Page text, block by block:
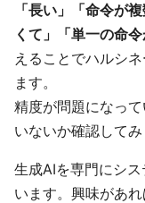
「長い」「命令が
くて」「単一の命
えることでハルシ
ます。
精度が問題になっ
いないか確認してみ
生成AIを専門にシ
います。興味があれ